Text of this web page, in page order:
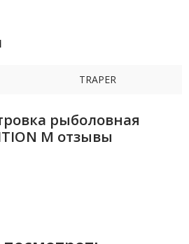
TRAPER
рыболовная
M отзывы